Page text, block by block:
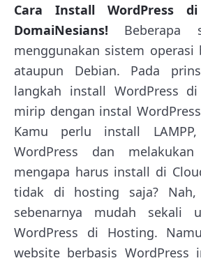
Cara Install WordPress
DomaiNesians! Beberapa
menggunakan sistem operasi
ataupun Debian. Pada
langkah install WordPress
mirip dengan instal
Kamu perlu install
WordPress dan
mengapa harus install di
tidak di hosting saja? Nah,
sebenarnya mudah sekali
WordPress di Hosting.
website berbasis